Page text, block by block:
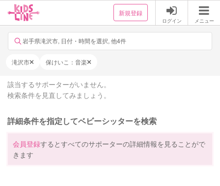
新規登録
ログイン メニュー
岩手県滝沢市, 日付・時間を選択, 他4件
滝沢市 保けいこ：音楽
該当するサポーターがいません。
検索条件を見直してみましょう。
詳細条件を指定してベビーシッターを検索
会員登録するとすべてのサポーターの詳細情報を見ることがで
きます